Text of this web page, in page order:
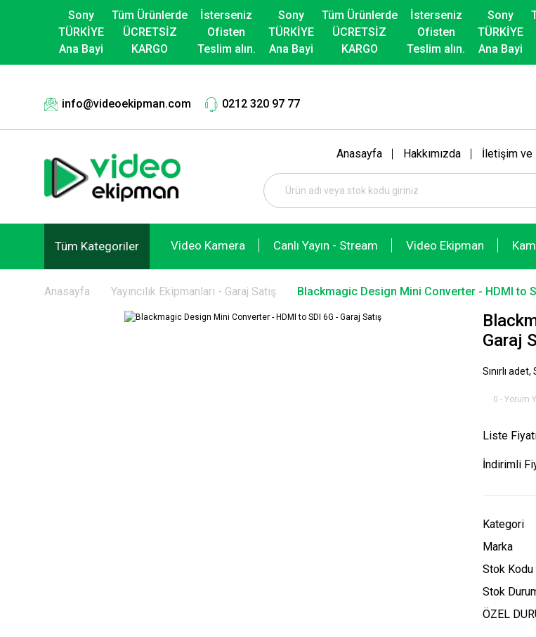
Sony
TÜRKİYE
Ana Bayi
Tüm Ürünlerde
ÜCRETSİZ
KARGO
İsterseniz
Ofisten
Teslim alın.
Sony
TÜRKİYE
Ana Bayi
Tüm Ürünlerde
ÜCRETSİZ
KARGO
İsterseniz
Ofisten
Teslim alın.
Sony
TÜRKİYE
Ana Bayi
info@videoekipman.com 0212 320 97 77
Anasayfa Hakkımızda İletişim ve
Tüm Kategoriler Video Kamera Canlı Yayın - Stream Video Ekipman
Anasayfa Yayıncılık Ekipmanları - Garaj Satış Blackmagic Design Mini Converter - HDMI to
Garaj
Sınırlı
0 - Yorum
Liste
İndirimli
Kategori
Marka
Stok Kodu
Stok
ÖZEL